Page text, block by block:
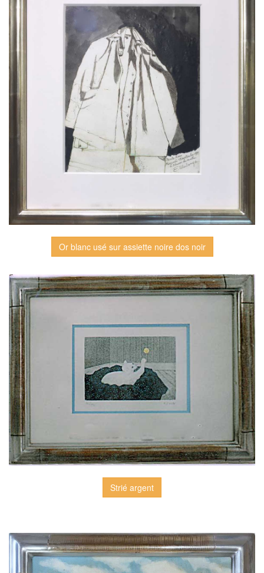
Or blanc usé sur assiette noire dos noir
Strié argent